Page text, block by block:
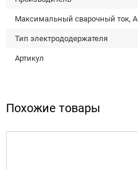
Максимальный сварочный ток, А
Тип электрододержателя
Артикул
Похожие товары